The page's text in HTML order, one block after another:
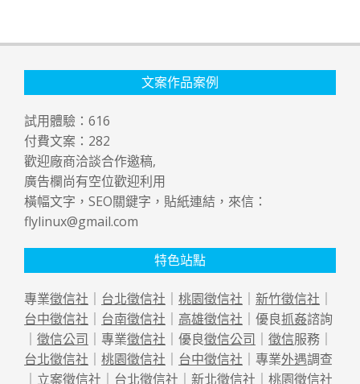
文案作品案例
試用體驗： 616
付費文案： 282
歡迎廠商洽談合作邀稿,
廣告欄尚有空位歡迎利用
橫幅文字，SEO關鍵字，貼紙連結，來信：
flylinux@gmail.com
特色站點
專業徵信社 ｜ 台北徵信社 ｜ 桃園徵信社 ｜ 新竹徵信社 ｜
台中徵信社 ｜ 台南徵信社 ｜ 高雄徵信社 ｜優良抓姦諮詢
｜ 徵信公司 ｜專業徵信社 ｜優良徵信公司 ｜ 徵信服務｜
台北徵信社 ｜ 桃園徵信社 ｜ 台中徵信社 ｜專業外遇調查
｜立案徵信社 ｜ 台北徵信社 ｜ 新北徵信社 ｜ 桃園徵信社